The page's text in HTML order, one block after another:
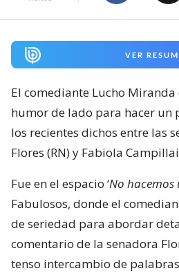
VER
El comediante Lucho
humor de lado para hacer un
los recientes dichos entre las
Flores (RN) y Fabiola
Fue en el espacio ‘No hacemos
Fabulosos, donde el
de seriedad para abordar
comentario de la senadora
tenso intercambio de